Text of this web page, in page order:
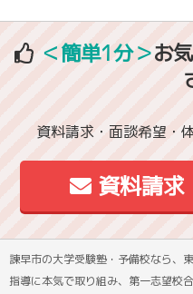
＜簡単1分＞お
資料請求・面談希望・
資料請求
諫早市の大学受験塾・予備校なら
指導に本気で取り組み、第一志望校